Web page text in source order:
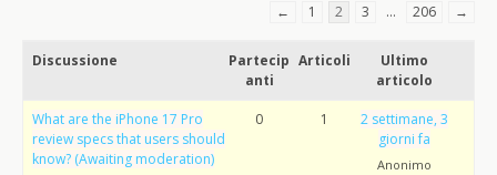
←
1 2 3 … 206 →
Discussione
Partecip
anti
Articoli
Ultimo
articolo
What are the iPhone 17 Pro
review specs that users should
know? (Awaiting moderation)
0 1
2 settimane, 3
giorni fa
Anonimo